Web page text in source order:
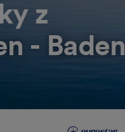
z
- Baden